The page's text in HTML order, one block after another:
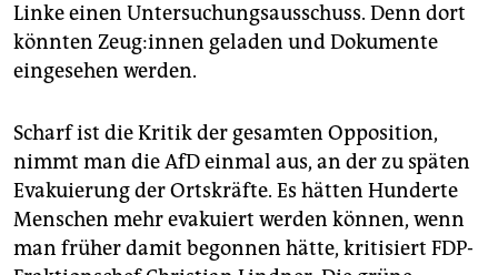
Linke einen Untersuchungsausschuss. Denn dort
könnten Zeu­g:in­nen geladen und Dokumente
eingesehen werden.
Scharf ist die Kritik der gesamten Opposition,
nimmt man die AfD einmal aus, an der zu späten
Evakuierung der Ortskräfte. Es hätten Hunderte
Menschen mehr evakuiert werden können, wenn
man früher damit begonnen hätte, kritisiert FDP-